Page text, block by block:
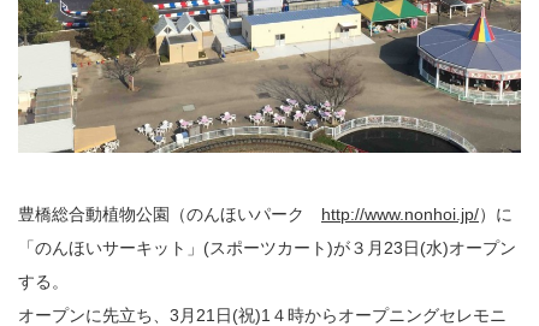
豊橋総合動植物公園（のんほいパーク http://www.nonhoi.jp/）に
「のんほいサーキット」(スポーツカート)が３月23日(水)オープン
する。
オープンに先立ち、3月21日(祝)1４時からオープニングセレモニ